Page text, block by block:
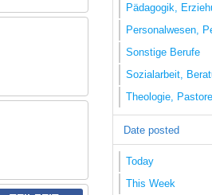
Pädagogik,
Personalwesen,
Sonstige Berufe
Sozialarbeit,
Theologie,
Date posted
Today
This Week